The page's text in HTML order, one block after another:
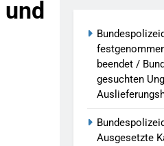
Kriminellen Vereinigung
Der Bundespolizei In
In Aubing / Bundespolizei
beendet /
gesuchten
Ausgesetzte